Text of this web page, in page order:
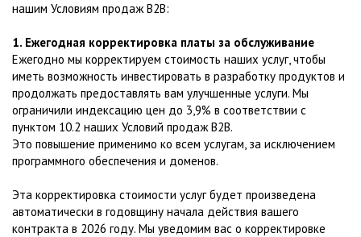
нашим Условиям продаж B2B:
1. Ежегодная корректировка платы за обслуживание
Ежегодно мы корректируем стоимость наших услуг, чтобы
иметь возможность инвестировать в разработку продуктов и
продолжать предоставлять вам улучшенные услуги. Мы
ограничили индексацию цен до 3,9% в соответствии с
пунктом 10.2 наших Условий продаж B2B.
Это повышение применимо ко всем услугам, за исключением
программного обеспечения и доменов.
Эта корректировка стоимости услуг будет произведена
автоматически в годовщину начала действия вашего
контракта в 2026 году. Мы уведомим вас о корректировке